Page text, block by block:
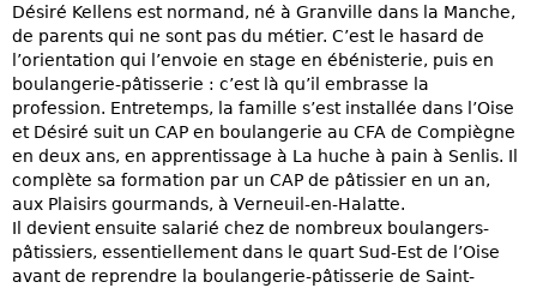
Désiré Kellens est normand, né à Granville dans la Manche,
de parents qui ne sont pas du métier. C’est le hasard de
l’orientation qui l’envoie en stage en ébénisterie, puis en
boulangerie-pâtisserie : c’est là qu’il embrasse la
profession. Entretemps, la famille s’est installée dans l’Oise
et Désiré suit un CAP en boulangerie au CFA de Compiègne
en deux ans, en apprentissage à La huche à pain à Senlis. Il
complète sa formation par un CAP de pâtissier en un an,
aux Plaisirs gourmands, à Verneuil-en-Halatte.
Il devient ensuite salarié chez de nombreux boulangers-
pâtissiers, essentiellement dans le quart Sud-Est de l’Oise
avant de reprendre la boulangerie-pâtisserie de Saint-